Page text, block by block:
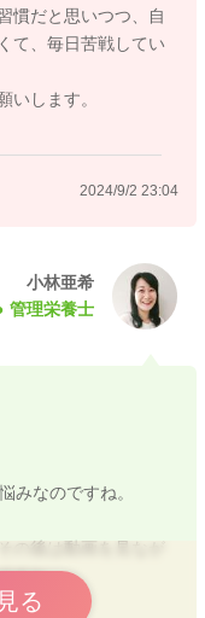
慣だと思いつつ、自
て、毎日苦戦してい
いします。
2024/9/2 23:04
小林亜希
管理栄養士
みなのですね。
の後は動画を見なが
すね。
る